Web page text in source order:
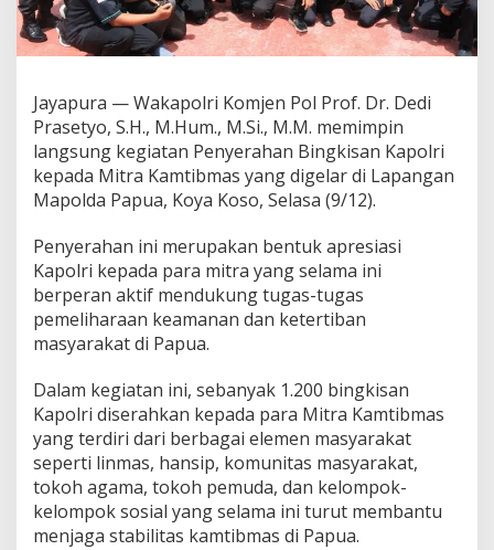
g
k
i
a
n
K
a
p
o
i
u
n
t
u
k
i
t
r
a
K
a
m
t
Jayapura — Wakapolri Komjen Pol Prof. Dr. Dedi
Prasetyo, S.H., M.Hum., M.Si., M.M. memimpin
langsung kegiatan Penyerahan Bingkisan Kapolri
kepada Mitra Kamtibmas yang digelar di Lapangan
Mapolda Papua, Koya Koso, Selasa (9/12).
Penyerahan ini merupakan bentuk apresiasi
Kapolri kepada para mitra yang selama ini
berperan aktif mendukung tugas-tugas
pemeliharaan keamanan dan ketertiban
masyarakat di Papua.
Dalam kegiatan ini, sebanyak 1.200 bingkisan
Kapolri diserahkan kepada para Mitra Kamtibmas
yang terdiri dari berbagai elemen masyarakat
seperti linmas, hansip, komunitas masyarakat,
tokoh agama, tokoh pemuda, dan kelompok-
kelompok sosial yang selama ini turut membantu
menjaga stabilitas kamtibmas di Papua.